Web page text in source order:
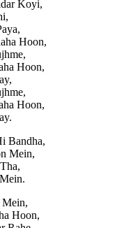
Koyi,
Hoon,
Hoon,
Hoon,
Bandha,
Mein,
Hoon,